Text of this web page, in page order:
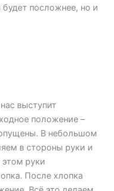
будет посложнее, но и
выступит
положение –
В небольшом
в стороны руки и
руки
После хлопка